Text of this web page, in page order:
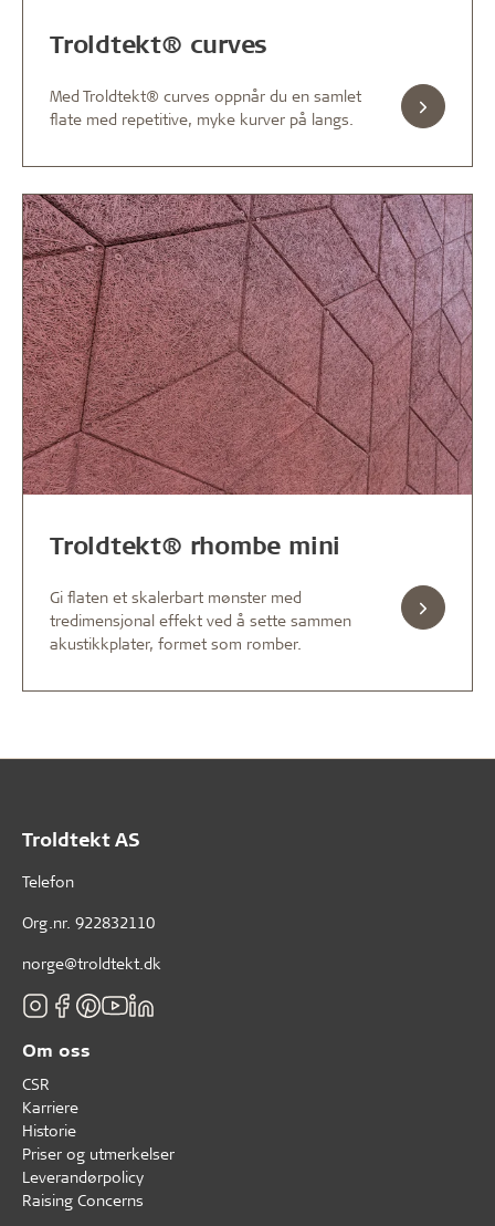
Troldtekt® curves
Med Troldtekt® curves oppnår du en samlet
flate med repetitive, myke kurver på langs.
Troldtekt® rhombe mini
Gi flaten et skalerbart mønster med
tredimensjonal effekt ved å sette sammen
akustikkplater, formet som romber.
Troldtekt AS
Telefon
Org.nr. 922832110
norge@troldtekt.dk
Om oss
CSR
Karriere
Historie
Priser og utmerkelser
Leverandørpolicy
Raising Concerns